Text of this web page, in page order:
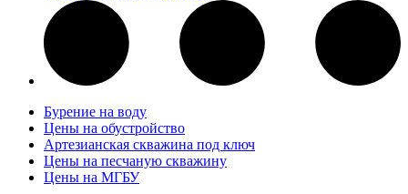
Бурение на воду
Цены на обустройство
Артезианская скважина под ключ
Цены на песчаную скважину
Цены на МГБУ